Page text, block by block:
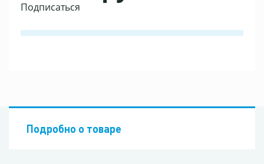
Подписаться
Подробно о товаре